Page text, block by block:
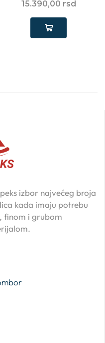
15.390,00 rsd
izbor najvećeg broja
kada imaju potrebu
finom i grubom